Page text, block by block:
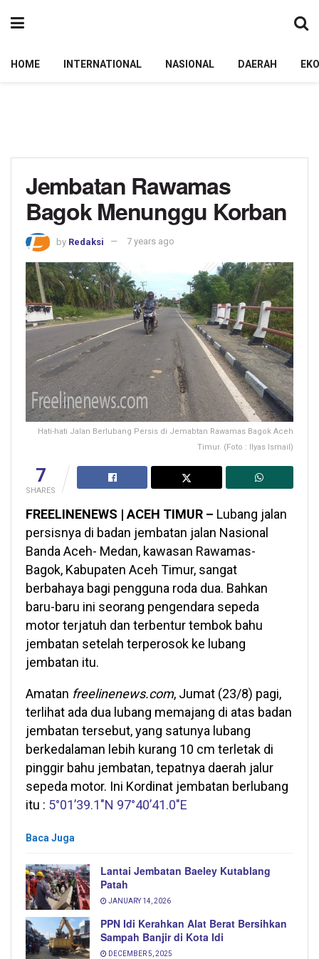
HOME INTERNATIONAL NASIONAL DAERAH
Jembatan Rawamas
Bagok Menunggu Korban
by Redaksi 7 years ago
Hati-hati Jalan Berlubang Persis di Jemabtan Rawamas Bagok Aceh
Timur. (Foto : Ilyas Ismail)
7
SHARES
FREELINENEWS | ACEH TIMUR – Lubang jalan
persisnya di badan jembatan jalan Nasional
Banda Aceh- Medan, kawasan Rawamas-
Bagok, Kabupaten Aceh Timur, sangat
berbahaya bagi pengguna roda dua. Bahkan
baru-baru ini seorang pengendara sepeda
motor terjatuh dan terbentur tembok bahu
jembatan setelah terperosok ke lubang
jembatan itu.
Amatan freelinenews.com, Jumat (23/8) pagi,
terlihat ada dua lubang memajang di atas badan
jembatan tersebut, yang satunya lubang
berkedalaman lebih kurang 10 cm terletak di
pinggir bahu jembatan, tepatnya daerah jalur
sepeda motor. Ini Kordinat jembatan berlubang
itu : 5°01’39.1″N 97°40’41.0″E
Baca Juga
Lantai Jembatan Baeley Kutablang
Patah
JANUARY 14, 2026
PPN Idi Kerahkan Alat Berat Bersihkan
Sampah Banjir di Kota Idi
DECEMBER 5, 2025